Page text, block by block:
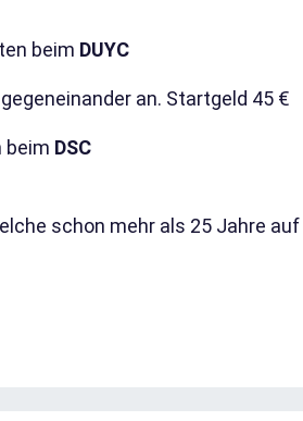
beim DUYC
an. Startgeld 45 €
beim DSC
schon mehr als 25 Jahre